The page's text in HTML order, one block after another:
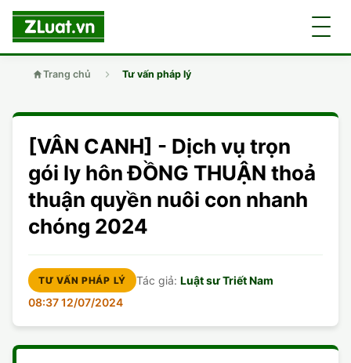
LUẬT SƯ
CHUYÊN VIÊN
TUYỂN DỤNG
DÂN SỰ
DOANH NGHIỆP
GIẤY PHÉP CON
DÂN SỰ
DOANH NGHIỆP
ĐẤT ĐAI
DI CHÚC
DÂN SỰ
Trang chủ Tư vấn pháp lý
[VÂN CANH] - Dịch vụ trọn
gói ly hôn ĐỒNG THUẬN thoả
thuận quyền nuôi con nhanh
chóng 2024
TƯ VẤN PHÁP LÝ Tác giả:Luật sư Triết Nam
08:37 12/07/2024